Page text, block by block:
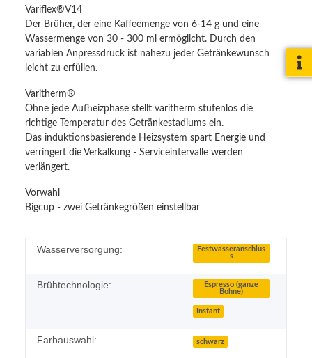
Variflex®V14
Der Brüher, der eine Kaffeemenge von 6-14 g und eine
Wassermenge von 30 - 300 ml ermöglicht. Durch den
variablen Anpressdruck ist nahezu jeder Getränkewunsch
leicht zu erfüllen.
Varitherm®
Ohne jede Aufheizphase stellt varitherm stufenlos die
richtige Temperatur des Getränkestadiums ein.
Das induktionsbasierende Heizsystem spart Energie und
verringert die Verkalkung - Serviceintervalle werden
verlängert.
Vorwahl
Bigcup - zwei Getränkegrößen einstellbar
Wasserversorgung:
Festwasseranschlus
s
Brühtechnologie:
Espresso (ganze
Bohne)
Instant
Farbauswahl: schwarz